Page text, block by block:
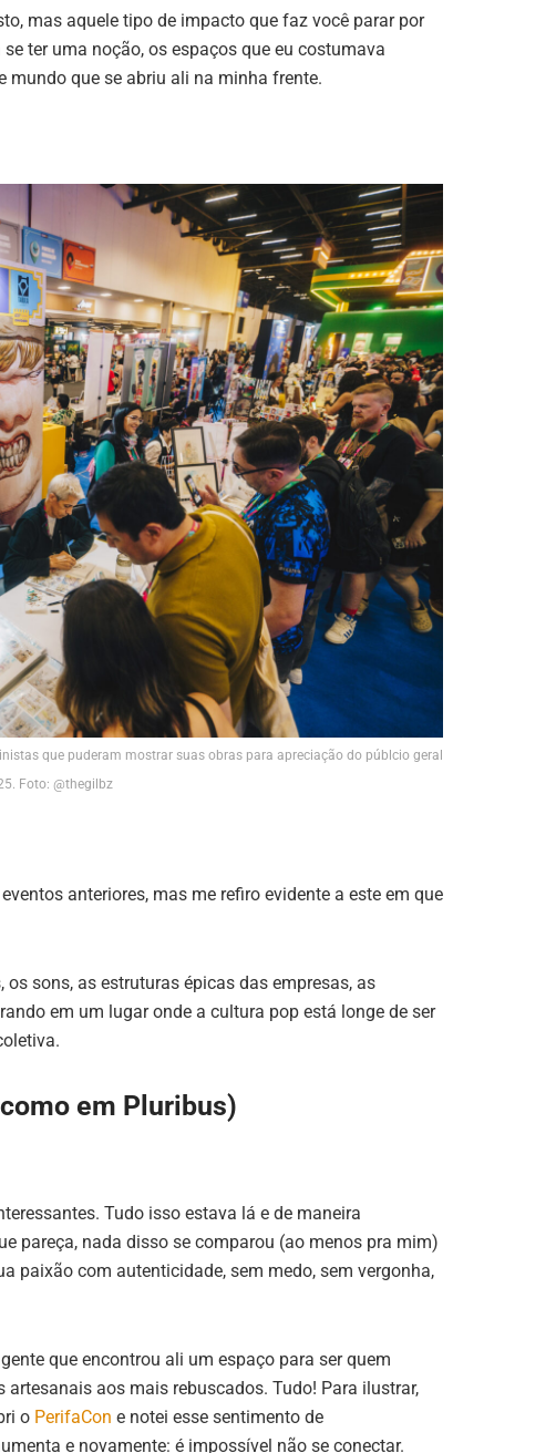
mas aquele tipo de impacto que faz você parar por
ter uma noção, os espaços que eu costumava
mundo que se abriu ali na minha frente.
que puderam mostrar suas obras para apreciação do públcio geral
Foto: @thegilbz
anteriores, mas me refiro evidente a este em que
os sons, as estruturas épicas das empresas, as
em um lugar onde a cultura pop está longe de ser
em Pluribus)
Tudo isso estava lá e de maneira
pareça, nada disso se comparou (ao menos pra mim)
paixão com autenticidade, sem medo, sem vergonha,
que encontrou ali um espaço para ser quem
aos mais rebuscados. Tudo! Para ilustrar,
o PerifaCon e notei esse sentimento de
e novamente: é impossível não se conectar.